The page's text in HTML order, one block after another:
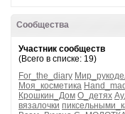
Сообщества
Участник сообществ
(Всего в списке: 19)
For_the_diary
Моя_косметика
Крошкин_Дом О_детях
вязалочки